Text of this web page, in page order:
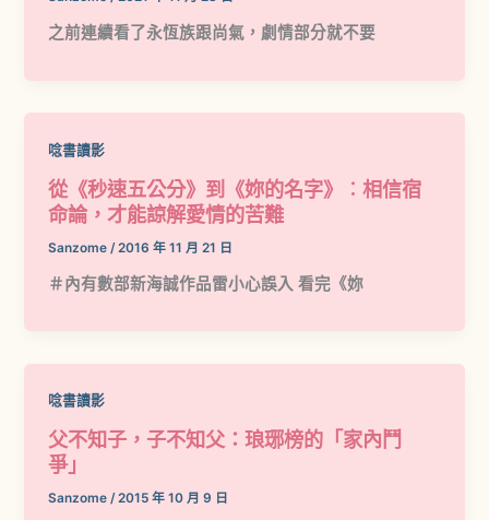
之前連續看了永恆族跟尚氣，劇情部分就不要
唸書讀影
從《秒速五公分》到《妳的名字》︰相信宿
命論，才能諒解愛情的苦難
Sanzome /2016 年 11 月 21 日
＃內有數部新海誠作品雷小心誤入 看完《妳
唸書讀影
父不知子，子不知父：琅琊榜的「家內鬥
爭」
Sanzome/2015 年 10 月 9 日